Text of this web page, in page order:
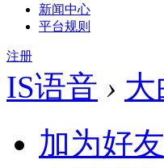
新闻中心
平台规则
注册
IS语音 › 大
加为好友